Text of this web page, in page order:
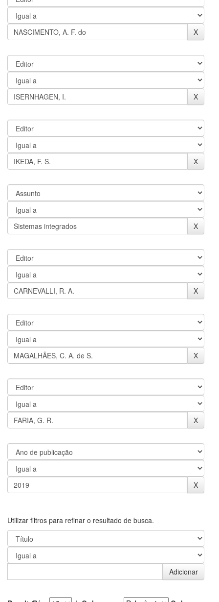
Utilizar filtros para refinar o resultado de busca.